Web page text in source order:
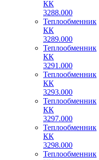
КК
3288.000
Теплообменник
КК
3289.000
Теплообменник
КК
3291.000
Теплообменник
КК
3293.000
Теплообменник
КК
3297.000
Теплообменник
КК
3298.000
Теплообменник